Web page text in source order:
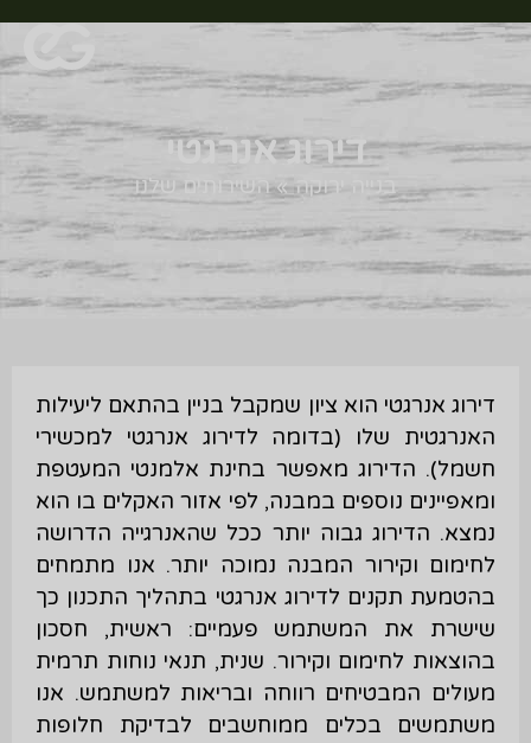
דירוג אנרגטי
בנייה ירוקה»השירותים שלנו
דירוג אנרגטי הוא ציון שמקבל בניין בהתאם ליעילות
האנרגטית שלו (בדומה לדירוג אנרגטי למכשירי
חשמל). הדירוג מאפשר בחינת אלמנטי המעטפת
ומאפיינים נוספים במבנה, לפי אזור האקלים בו הוא
נמצא. הדירוג גבוה יותר ככל שהאנרגייה הדרושה
לחימום וקירור המבנה נמוכה יותר. אנו מתמחים
בהטמעת תקנים לדירוג אנרגטי בתהליך התכנון כך
שישרת את המשתמש פעמיים: ראשית, חסכון
בהוצאות לחימום וקירור. שנית, תנאי נוחות תרמית
מעולים המבטיחים רווחה ובריאות למשתמש. אנו
משתמשים בכלים ממוחשבים לבדיקת חלופות